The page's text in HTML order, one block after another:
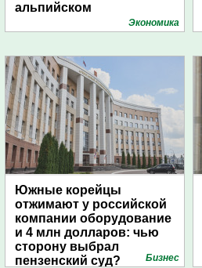
альпийском
Экономика
Южные корейцы
отжимают у российской
компании оборудование
и 4 млн долларов: чью
сторону выбрал
пензенский суд?
Бизнес